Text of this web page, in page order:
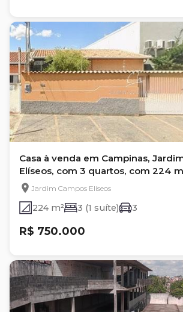
Casa à venda em Campinas,
Elíseos, com 3 quartos, com 224
Jardim Campos Elíseos
224 m² 3 (1 suíte) 3
R$ 750.000